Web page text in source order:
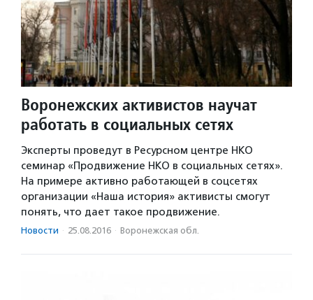
Воронежских активистов научат
работать в социальных сетях
Эксперты проведут в Ресурсном центре НКО
семинар «Продвижение НКО в социальных сетях».
На примере активно работающей в соцсетях
организации «Наша история» активисты смогут
понять, что дает такое продвижение.
Новости · 25.08.2016 · Воронежская обл.